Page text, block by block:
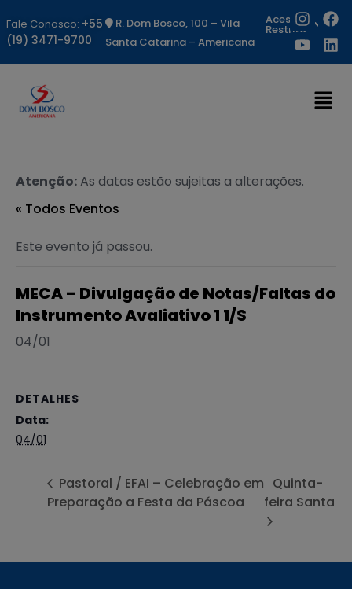
Fale Conosco: +55
(19) 3471-9700
R. Dom Bosco, 100 – Vila
Santa Catarina – Americana
Acesso
Restrito
Atenção:As datas estão sujeitas a alterações.
« Todos Eventos
Este evento já passou.
MECA – Divulgação de Notas/Faltas do
Instrumento Avaliativo 1 1/S
04/01
DETALHES
Data:
04/01
Pastoral / EFAI – Celebração em
Preparação a Festa da Páscoa
Quinta-
feira Santa